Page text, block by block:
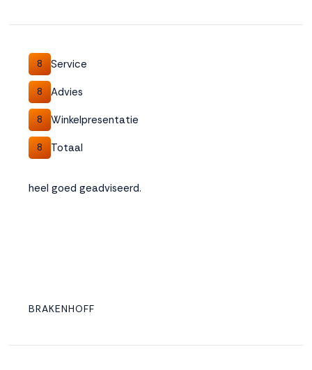
8 Service
8 Advies
8 Winkelpresentatie
8 Totaal
heel goed geadviseerd.
BRAKENHOFF